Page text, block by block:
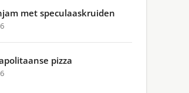
met speculaaskruiden
pizza